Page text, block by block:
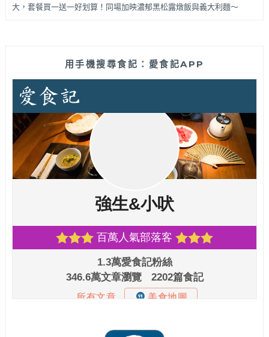
大，套餐買一送一好划算！同場加映濃郁黑松露燉飯與義大利麵～
用手機搜尋食記：愛食記APP